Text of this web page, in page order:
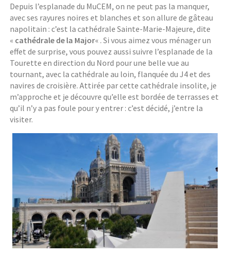
Depuis l’esplanade du MuCEM, on ne peut pas la manquer,
avec ses rayures noires et blanches et son allure de gâteau
napolitain : c’est la cathédrale Sainte-Marie-Majeure, dite
« cathédrale de la Major« . Si vous aimez vous ménager un
effet de surprise, vous pouvez aussi suivre l’esplanade de la
Tourette en direction du Nord pour une belle vue au
tournant, avec la cathédrale au loin, flanquée du J4 et des
navires de croisière. Attirée par cette cathédrale insolite, je
m’approche et je découvre qu’elle est bordée de terrasses et
qu’il n’y a pas foule pour y entrer : c’est décidé, j’entre la
visiter.